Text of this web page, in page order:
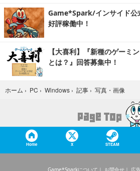
Game*Spark/インサイド公
好評稼働中！
【大喜利】『新種のゲーミ
とは？』回答募集中！
ホーム › PC › Windows › 記事 › 写真・画像
Home X STEAM